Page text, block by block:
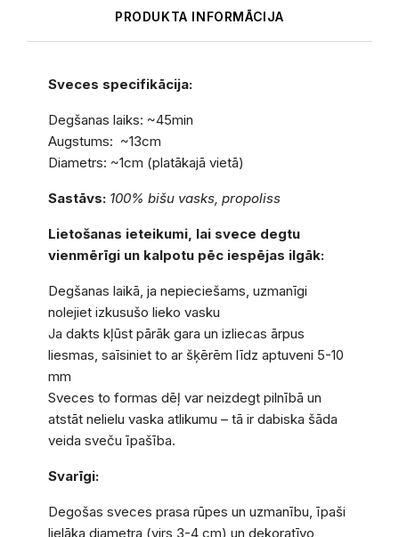
PRODUKTA INFORMĀCIJA
Sveces specifikācija:
Degšanas laiks: ~45min
Augstums: ~13cm
Diametrs: ~1cm (platākajā vietā)
Sastāvs: 100% bišu vasks, propoliss
Lietošanas ieteikumi, lai svece degtu
vienmērīgi un kalpotu pēc iespējas ilgāk:
Degšanas laikā, ja nepieciešams, uzmanīgi
nolejiet izkusušo lieko vasku
Ja dakts kļūst pārāk gara un izliecas ārpus
liesmas, saīsiniet to ar šķērēm līdz aptuveni 5-10
mm
Sveces to formas dēļ var neizdegt pilnībā un
atstāt nelielu vaska atlikumu – tā ir dabiska šāda
veida sveču īpašība.
Svarīgi:
Degošas sveces prasa rūpes un uzmanību, īpaši
lielāka diametra (virs 3-4 cm) un dekoratīvo